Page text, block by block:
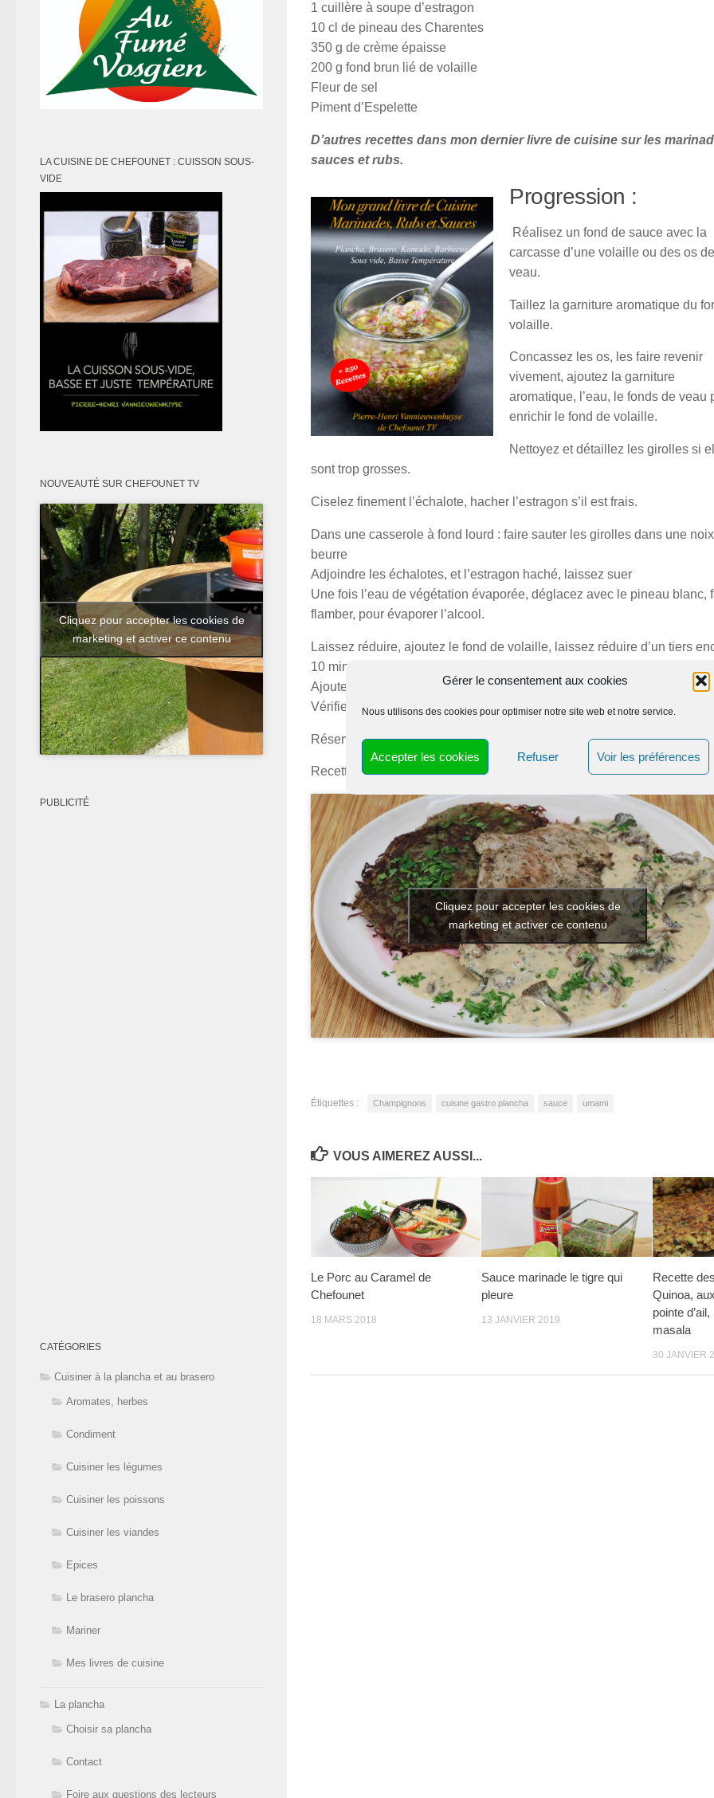
Gérer le consentement aux cookies
Nous utilisons des cookies pour optimiser notre site web et notre service.
Accepter les cookies Refuser Voir les préférences
1 cuillère à soupe d’estragon
10 cl de pineau des Charentes
350 g de crème épaisse
200 g fond brun lié de volaille
Fleur de sel
Piment d’Espelette
D’autres recettes dans mon dernier livre de cuisine sur les
sauces et rubs.
Progression :
Réalisez un fond de sauce avec la
carcasse d’une volaille ou des os de
veau.
Taillez la garniture aromatique du
volaille.
Concassez les os, les faire revenir
vivement, ajoutez la garniture
aromatique, l’eau, le fonds de veau
enrichir le fond de volaille.
Nettoyez et détaillez les girolles si
sont trop grosses.
Ciselez finement l’échalote, hacher l’estragon s’il est frais.
Dans une casserole à fond lourd : faire sauter les girolles dans une
beurre
Adjoindre les échalotes, et l’estragon haché, laissez suer
Une fois l’eau de végétation évaporée, déglacez avec le pineau blanc,
flamber, pour évaporer l’alcool.
Laissez réduire, ajoutez le fond de volaille, laissez réduire d’un tiers
10 minutes
Ajoutez la crème, laissez réduire encore
Vérifiez l’assaisonnement sel et piment d’Espelette
Réservez au chaud
Recette connexe sur Chefounet TV :
Cliquez pour accepter les cookies de
marketing et activer ce contenu
Étiquettes : Champignons cuisine gastro plancha sauce umami
VOUS AIMEREZ AUSSI...
Le Porc au Caramel de
Chefounet
18 MARS 2018
Sauce marinade le tigre qui
pleure
13 JANVIER 2019
Recette
Quinoa,
pointe
masala
30 JANVIER
LA CUISINE DE CHEFOUNET : CUISSON SOUS-
VIDE
NOUVEAUTÉ SUR CHEFOUNET TV
Cliquez pour accepter les cookies de
marketing et activer ce contenu
PUBLICITÉ
CATÉGORIES
Cuisiner à la plancha et au brasero
Aromates, herbes
Condiment
Cuisiner les légumes
Cuisiner les poissons
Cuisiner les viandes
Epices
Le brasero plancha
Mariner
Mes livres de cuisine
La plancha
Choisir sa plancha
Contact
Foire aux questions des lecteurs